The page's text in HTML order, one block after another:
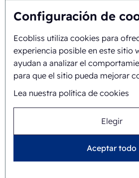
Configuración de
Ecobliss utiliza cookies para
experiencia posible en este sitio
ayudan a analizar el
para que el sitio pueda mejorar
Lea nuestra política de cookies
Elegir
Aceptar todo
FAB8-1824-3
Automática Rotary